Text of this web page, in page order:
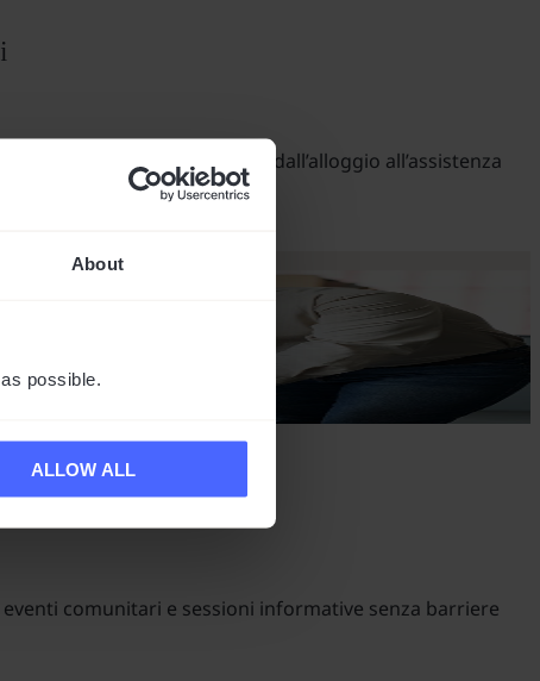
About
possible.
ALLOW ALL
documentazione accurata, dall’alloggio all’assistenza
comunitari e sessioni informative senza barriere